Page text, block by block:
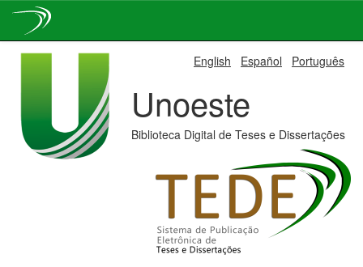
English Español Português
Unoeste
Biblioteca Digital de Teses e Dissertações